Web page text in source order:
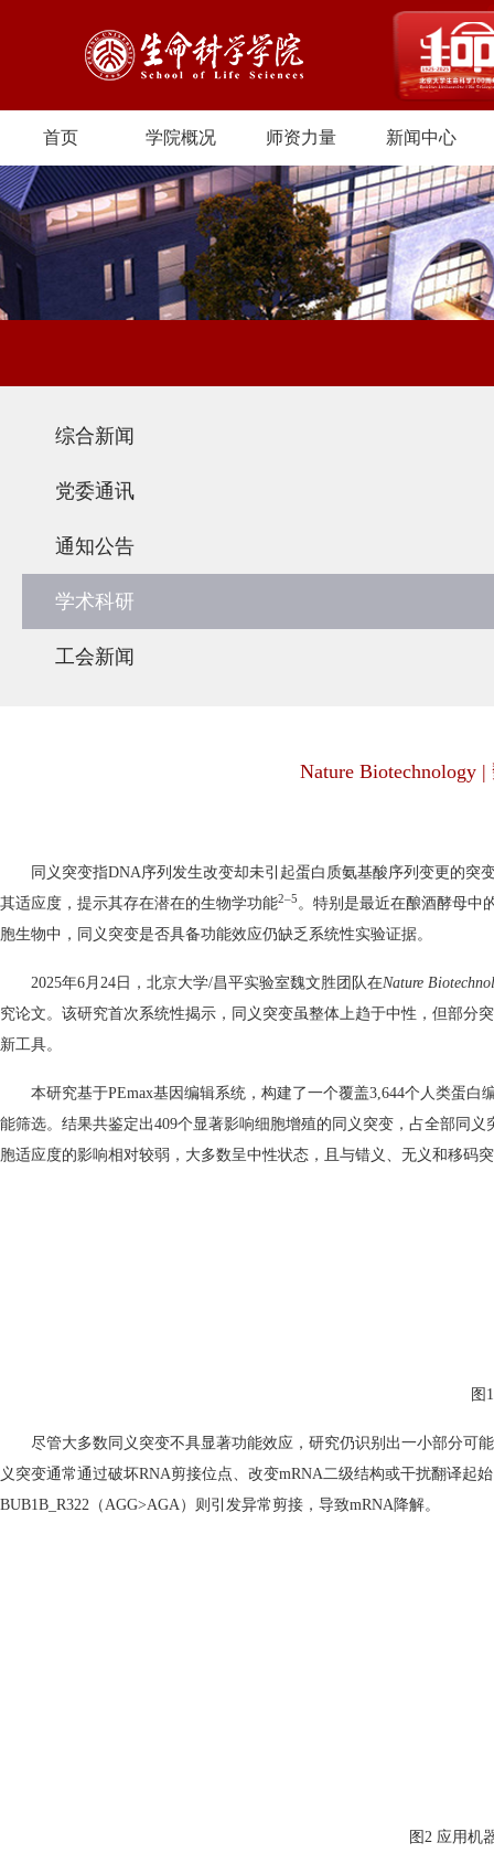
首页 学院概况 师资力量 新闻中心
综合新闻
党委通讯
通知公告
学术科研
工会新闻
Nature Biotechnology
同义突变指DNA序列发生改变却未引起蛋白质氨基酸序列变更的突
其适应度，提示其存在潜在的生物学功能2–5。特别是最近在酿酒酵母中
胞生物中，同义突变是否具备功能效应仍缺乏系统性实验证据。
2025年6月 24 日，北京大学/昌平实验室魏文胜团队在Nature
究论文。该研究首次系统性揭示，同义突变虽整体上趋于中性，但部分
新工具。
本研究基于PEmax基因编辑系统，构建了一个覆盖3,644个人类蛋白
能筛选。结果共鉴定出409个显著影响细胞增殖的同义突变，占全部同义
胞适应度的影响相对较弱，大多数呈中性状态，且与错义、无义和移码
图
尽管大多数同义突变不具显著功能效应，研究仍识别出一小部分可
义突变通常通过破坏RNA剪接位点、改变mRNA二级结构或干扰翻译起
BUB1B_R322 （AGG>AGA）则引发异常剪接，导致mRNA降解。
图 2 应用机